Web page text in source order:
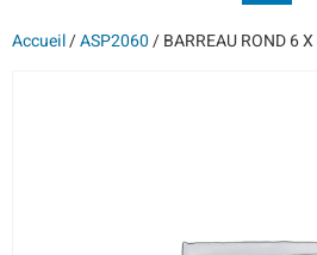
Accueil/ASP2060/ BARREAU ROND 6